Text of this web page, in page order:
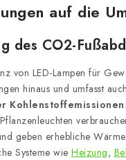
auf die
des CO2-
von LED-Lampen für
hinaus und umfasst
Kohlenstoffemissionen
geben erhebliche
Systeme wie Heizung,